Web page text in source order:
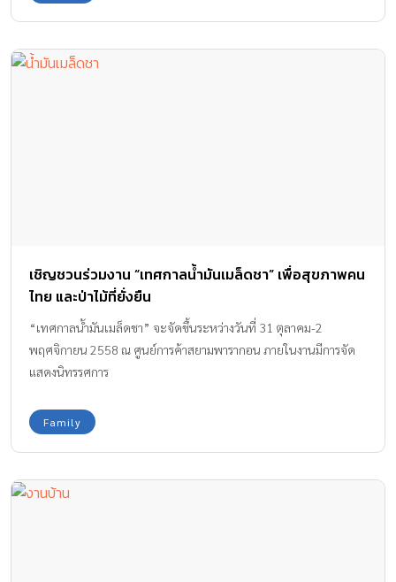
เชิญชวนร่วมงาน “เทศกาลน้ำมันเมล็ดชา” เพื่อสุขภาพคน
ไทย และป่าไม้ที่ยั่งยืน
“เทศกาลน้ำมันเมล็ดชา” จะจัดขึ้นระหว่างวันที่ 31 ตุลาคม-2
พฤศจิกายน 2558 ณ ศูนย์การค้าสยามพารากอน ภายในงานมีการจัด
แสดงนิทรรศการ
Family